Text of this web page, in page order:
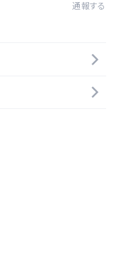
通報する